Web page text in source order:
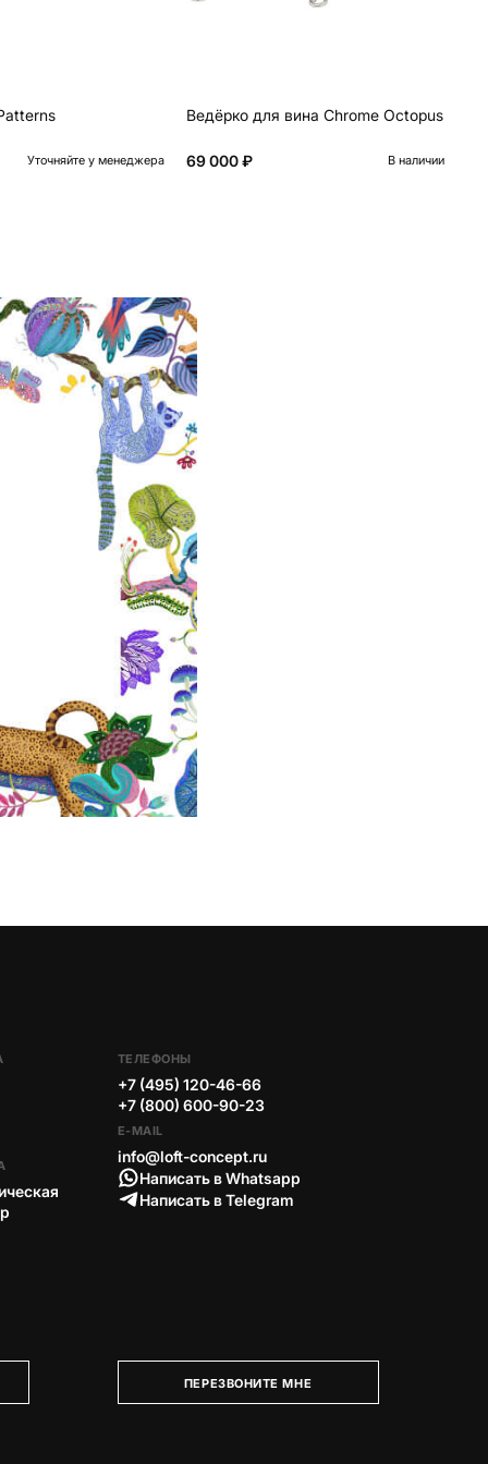
Уточняйте у менеджера
Ведёрко для вина Chrome Octopus
69 000 ₽ В наличии
ТЕЛЕФОНЫ
+7 (495) 120-46-66
+7 (800) 600-90-23
E-MAIL
info@loft-concept.ru
Написать в Whatsapp
Написать в Telegram
ПЕРЕЗВОНИТЕ МНЕ